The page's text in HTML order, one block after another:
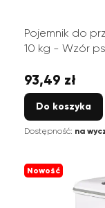
Pojemnik do
10 kg - Wzór
Cena
93,49 zł
Do koszyka
Dostępność: na
Nowość